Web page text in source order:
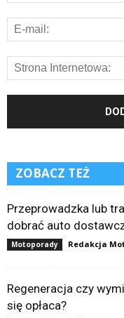
ZOBACZ TEŻ
Przeprowadzka lub
dobrać auto
Motoporady Redakcja
Regeneracja czy
się opłaca?